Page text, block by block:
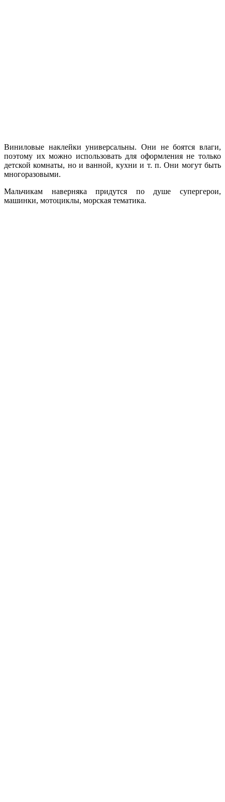
Виниловые наклейки универсальны. Они не боятся влаги,
поэтому их можно использовать для оформления не только
детской комнаты, но и ванной, кухни и т. п. Они могут быть
многоразовыми.
Мальчикам наверняка придутся по душе супергерои,
машинки, мотоциклы, морская тематика.